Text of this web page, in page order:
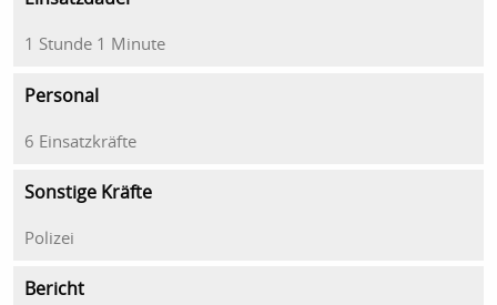
1 Stunde 1 Minute
Personal
6 Einsatzkräfte
Sonstige Kräfte
Polizei
Bericht